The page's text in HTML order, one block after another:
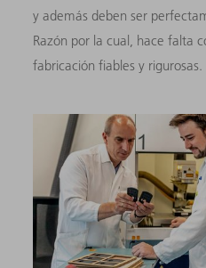
y además deben ser
Razón por la cual, hace falta
fabricación fiables y rigurosas.